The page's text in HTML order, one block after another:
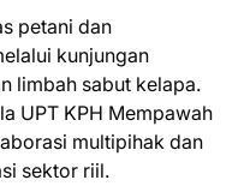
petani dan
kunjungan
limbah sabut kelapa.
UPT KPH Mempawah
multipihak dan
sektor riil.